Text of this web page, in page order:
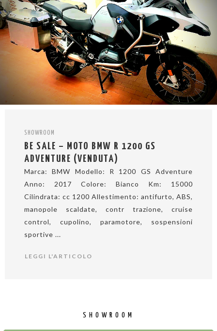
SHOWROOM
BE SALE – MOTO BMW R 1200 GS
ADVENTURE (VENDUTA)
Marca: BMW Modello: R 1200 GS Adventure
Anno: 2017 Colore: Bianco Km: 15000
Cilindrata: cc 1200 Allestimento: antifurto, ABS,
manopole scaldate, contr trazione, cruise
control, cupolino, paramotore, sospensioni
sportive ...
LEGGI L'ARTICOLO
SHOWROOM